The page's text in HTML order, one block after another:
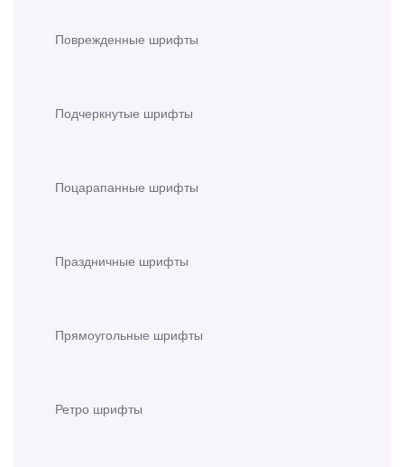
Поврежденные шрифты
Подчеркнутые шрифты
Поцарапанные шрифты
Праздничные шрифты
Прямоугольные шрифты
Ретро шрифты